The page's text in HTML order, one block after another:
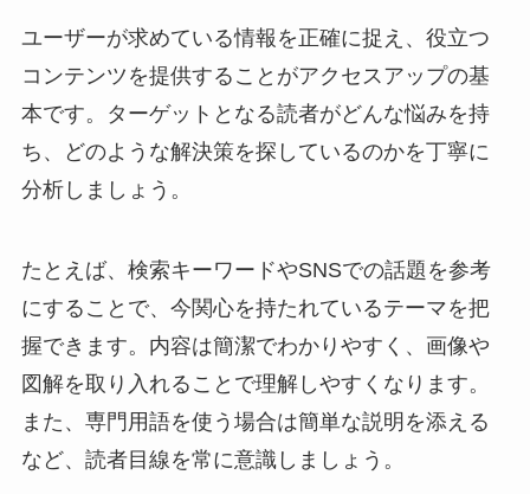
ユーザーが求めている情報を正確に捉え、役立つ
コンテンツを提供することがアクセスアップの基
本です。ターゲットとなる読者がどんな悩みを持
ち、どのような解決策を探しているのかを丁寧に
分析しましょう。
たとえば、検索キーワードやSNSでの話題を参考
にすることで、今関心を持たれているテーマを把
握できます。内容は簡潔でわかりやすく、画像や
図解を取り入れることで理解しやすくなります。
また、専門用語を使う場合は簡単な説明を添える
など、読者目線を常に意識しましょう。